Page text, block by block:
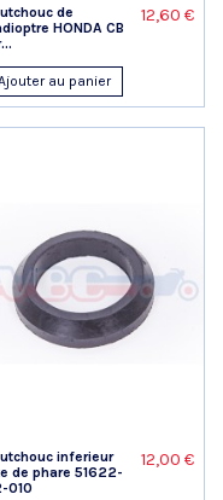
de
HONDA CB
12,60 €
au panier
inferieur
de phare 51622-
010
12,00 €